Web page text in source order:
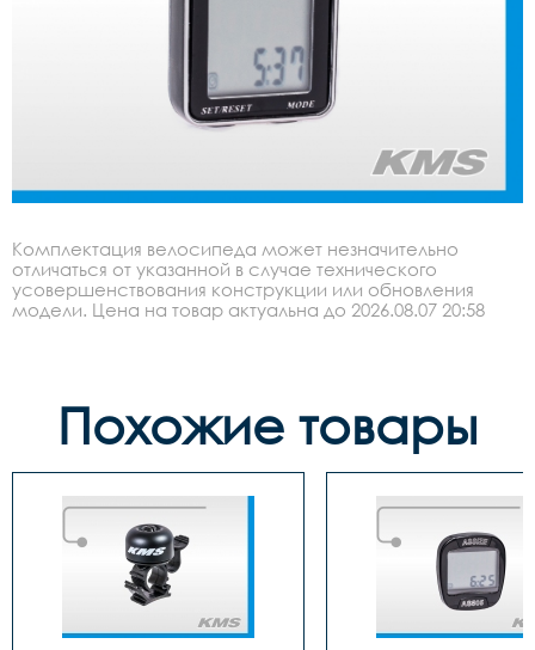
Комплектация велосипеда может незначительно
отличаться от указанной в случае технического
усовершенствования конструкции или обновления
модели. Цена на товар актуальна до 2026.08.07 20:58
Похожие товары